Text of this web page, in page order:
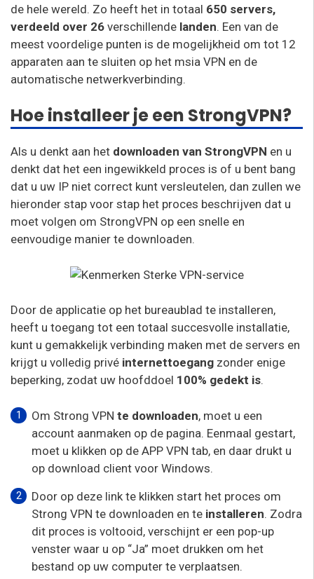
de hele wereld. Zo heeft het in totaal 650 servers,
verdeeld over 26 verschillende landen. Een van de
meest voordelige punten is de mogelijkheid om tot 12
apparaten aan te sluiten op het msia VPN en de
automatische netwerkverbinding.
Hoe installeer je een StrongVPN?
Als u denkt aan het downloaden van StrongVPN en u
denkt dat het een ingewikkeld proces is of u bent bang
dat u uw IP niet correct kunt versleutelen, dan zullen we
hieronder stap voor stap het proces beschrijven dat u
moet volgen om StrongVPN op een snelle en
eenvoudige manier te downloaden.
Door de applicatie op het bureaublad te installeren,
heeft u toegang tot een totaal succesvolle installatie,
kunt u gemakkelijk verbinding maken met de servers en
krijgt u volledig privé internettoegang zonder enige
beperking, zodat uw hoofddoel 100% gedekt is.
Om Strong VPN te downloaden, moet u een
account aanmaken op de pagina. Eenmaal gestart,
moet u klikken op de APP VPN tab, en daar drukt u
op download client voor Windows.
Door op deze link te klikken start het proces om
Strong VPN te downloaden en te installeren. Zodra
dit proces is voltooid, verschijnt er een pop-up
venster waar u op “Ja” moet drukken om het
bestand op uw computer te verplaatsen.